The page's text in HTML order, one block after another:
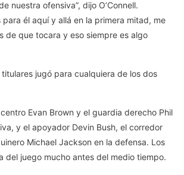
nuestra ofensiva”, dijo O’Connell.
para él aquí y allá en la primera mitad, me
de que tocara y eso siempre es algo
jugó para cualquiera de los dos
Evan Brown y el guardia derecho Phil
y el apoyador Devin Bush, el corredor
Michael Jackson en la defensa. Los
del juego mucho antes del medio tiempo.